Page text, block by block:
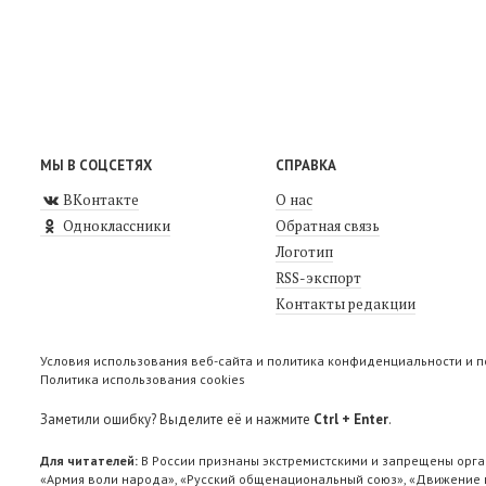
МЫ В СОЦСЕТЯХ
ВКонтакте
Одноклассники
СПРАВКА
О нас
Обратная связь
Логотип
RSS-экспорт
Контакты редакции
Условия использования веб-сайта и политика конфиденциальности и
Политика использования cookies
Заметили ошибку? Выделите её и нажмите Ctrl + Enter.
Для читателей: В России признаны экстремистскими и запрещены
«Армия воли народа», «Русский общенациональный союз»,